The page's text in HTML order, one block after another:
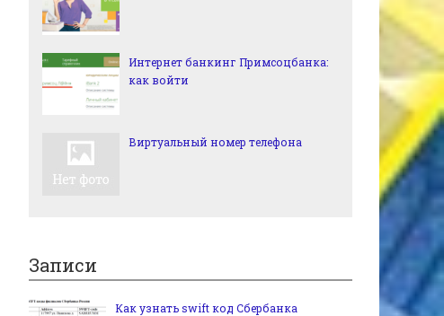
Интернет банкинг Примсоцбанка:
как войти
Виртуальный номер телефона
Записи
Как узнать swift код Сбербанка